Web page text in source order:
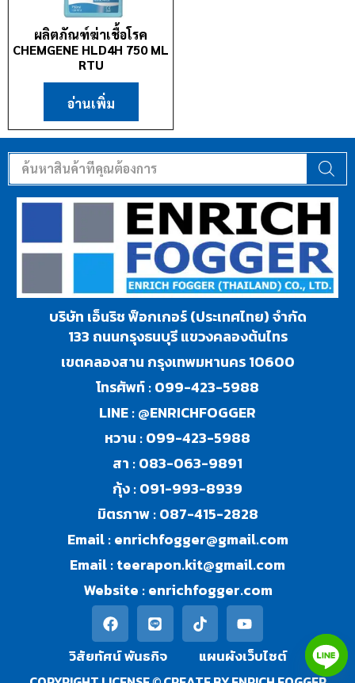
ผลิตภัณฑ์ฆ่าเชื้อโรค
CHEMGENE HLD4H 750 ML
RTU
อ่านเพิ่ม
บริษัท เอ็นริช ฟ็อกเกอร์ (ประเทศไทย) จำกัด
133 ถนนกรุงธนบุรี แขวงคลองต้นไทร
เขตคลองสาน กรุงเทพมหานคร 10600
โทรศัพท์ :099-423-5988
LINE :@ENRICHFOGGER
หวาน :099-423-5988
สา :083-063-9891
กุ้ง :091-993-8939
มิตรภาพ :087-415-2828
Email :enrichfogger@gmail.com
Email :teerapon.kit@gmail.com
Website :enrichfogger.com
วิสัยทัศน์ พันธกิจ​ แผนผังเว็บไซต์